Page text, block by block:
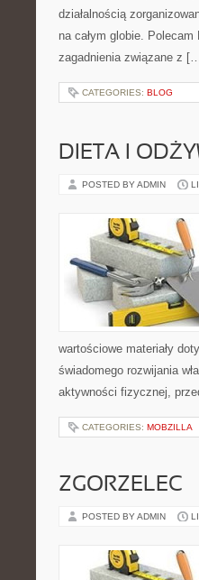
działalnością
na całym globie.
zagadnienia związane z
CATEGORIES: BLOG
DIETA I
POSTED BY ADMIN
wartościowe materiały
świadomego rozwijania
aktywności fizycznej,
CATEGORIES: MOBZILLA
ZGORZELEC
POSTED BY ADMIN